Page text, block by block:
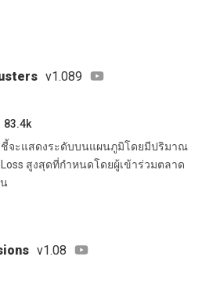
v1.089
83.4k
ชี้จะแสดงระดับบนแผนภูมิโดยมีปริมาณ
สูงสุดที่กำหนดโดยผู้เข้าร่วมตลาด
v1.08